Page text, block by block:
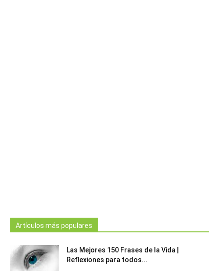
Artículos más populares
Las Mejores 150 Frases de la Vida |
Reflexiones para todos...